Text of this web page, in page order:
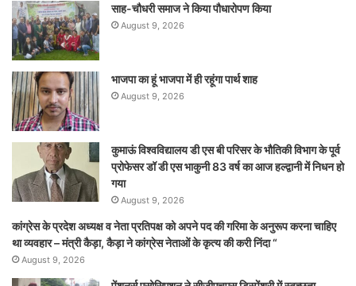
साह-चौधरी समाज ने किया पौधारोपण किया
August 9, 2026
भाजपा का हूं भाजपा में ही रहूंगा पार्थ शाह
August 9, 2026
कुमाऊं विश्वविद्यालय डी एस बी परिसर के भौतिकी विभाग के पूर्व
प्रोफेसर डॉ डी एस भाकुनी 83 वर्ष का आज हल्द्वानी में निधन हो
गया
August 9, 2026
कांग्रेस के प्रदेश अध्यक्ष व नेता प्रतिपक्ष को अपने पद की गरिमा के अनुरूप करना चाहिए
था व्यवहार – मंत्री कैड़ा, कैड़ा ने कांग्रेस नेताओं के कृत्य की करी निंदा “
August 9, 2026